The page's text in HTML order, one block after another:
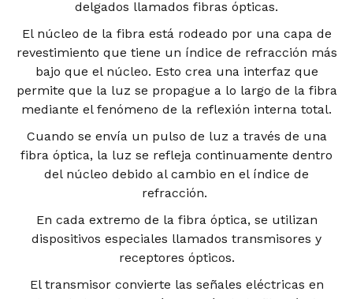
delgados llamados fibras ópticas.
El núcleo de la fibra está rodeado por una capa de
revestimiento que tiene un índice de refracción más
bajo que el núcleo. Esto crea una interfaz que
permite que la luz se propague a lo largo de la fibra
mediante el fenómeno de la reflexión interna total.
Cuando se envía un pulso de luz a través de una
fibra óptica, la luz se refleja continuamente dentro
del núcleo debido al cambio en el índice de
refracción.
En cada extremo de la fibra óptica, se utilizan
dispositivos especiales llamados transmisores y
receptores ópticos.
El transmisor convierte las señales eléctricas en